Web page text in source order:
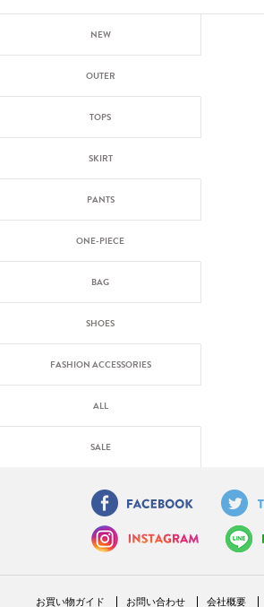
NEW
OUTER
TOPS
SKIRT
PANTS
ONE-PIECE
BAG
SHOES
FASHION ACCESSORIES
ALL
SALE
お買い物ガイド お問い合わせ 会社概要